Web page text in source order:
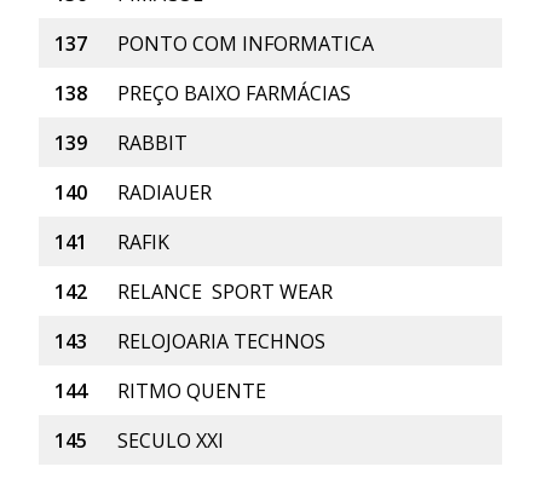
137
PONTO COM INFORMATICA
138
PREÇO BAIXO FARMÁCIAS
139
RABBIT
140
RADIAUER
141
RAFIK
142
RELANCE SPORT WEAR
143
RELOJOARIA TECHNOS
144
RITMO QUENTE
145
SECULO XXI